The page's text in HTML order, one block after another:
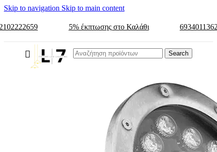
Skip to navigation Skip to main content
5% έκπτωσης στο Καλάθι
Search